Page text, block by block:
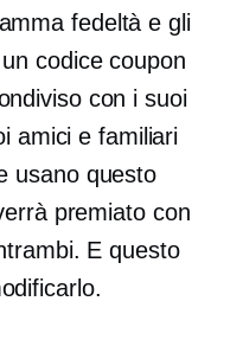
fedeltà e gli
codice coupon
con i suoi
amici e familiari
usano questo
premiato con
E questo